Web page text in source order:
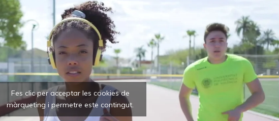
Fes clic per acceptar les cookies de
màrqueting i permetre este contingut.